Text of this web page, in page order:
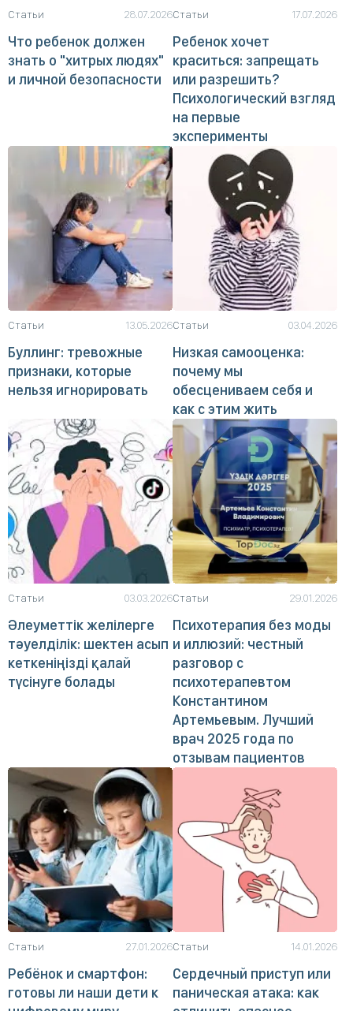
Статьи 28.07.2026
Что ребенок должен
знать о "хитрых людях"
и личной безопасности
Статьи 17.07.2026
Ребенок хочет
краситься: запрещать
или разрешить?
Психологический взгляд
на первые
эксперименты
Статьи 13.05.2026
Буллинг: тревожные
признаки, которые
нельзя игнорировать
Статьи 03.04.2026
Низкая самооценка:
почему мы
обесцениваем себя и
как с этим жить
Статьи 03.03.2026
Әлеуметтік желілерге
тәуелділік: шектен асып
кеткеніңізді қалай
түсінуге болады
Статьи 29.01.2026
Психотерапия без моды
и иллюзий: честный
разговор с
психотерапевтом
Константином
Артемьевым. Лучший
врач 2025 года по
отзывам пациентов
Статьи 27.01.2026
Ребёнок и смартфон:
готовы ли наши дети к
Статьи 14.01.2026
Сердечный приступ или
паническая атака: как